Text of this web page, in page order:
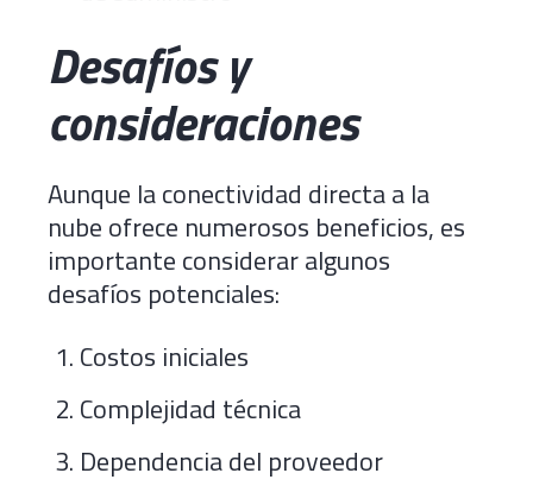
Desafíos y
consideraciones
Aunque la conectividad directa a la
nube ofrece numerosos beneficios, es
importante considerar algunos
desafíos potenciales:
Costos iniciales
Complejidad técnica
Dependencia del proveedor